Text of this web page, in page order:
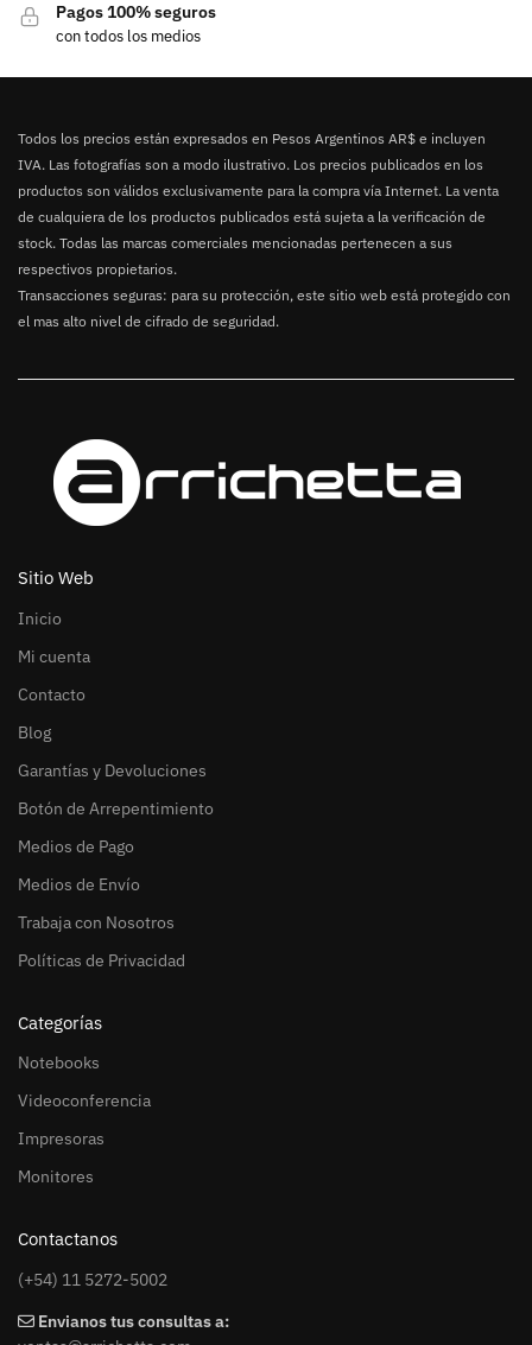
Pagos 100% seguros
con todos los medios
Todos los precios están expresados en Pesos Argentinos AR$ e incluyen
IVA. Las fotografías son a modo ilustrativo. Los precios publicados en los
productos son válidos exclusivamente para la compra vía Internet. La venta
de cualquiera de los productos publicados está sujeta a la verificación de
stock. Todas las marcas comerciales mencionadas pertenecen a sus
respectivos propietarios.
Transacciones seguras: para su protección, este sitio web está protegido con
el mas alto nivel de cifrado de seguridad.
Sitio Web
Inicio
Mi cuenta
Contacto
Blog
Garantías y Devoluciones
Botón de Arrepentimiento
Medios de Pago
Medios de Envío
Trabaja con Nosotros
Políticas de Privacidad
Categorías
Notebooks
Videoconferencia
Impresoras
Monitores
Contactanos
(+54) 11 5272-5002
Envianos tus consultas a: